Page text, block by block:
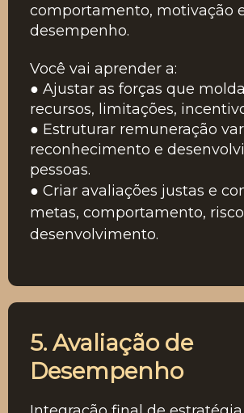
comportamento, motivação
desempenho.
Você vai aprender a:
● Ajustar as forças que
recursos, limitações,
● Estruturar remuneração
reconhecimento e
pessoas.
● Criar avaliações justas e
metas, comportamento,
desenvolvimento.
5. Avaliação de
Desempenho